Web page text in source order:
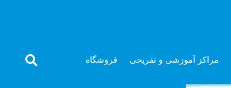
مراکز آموزشی و تفریحی فروشگاه